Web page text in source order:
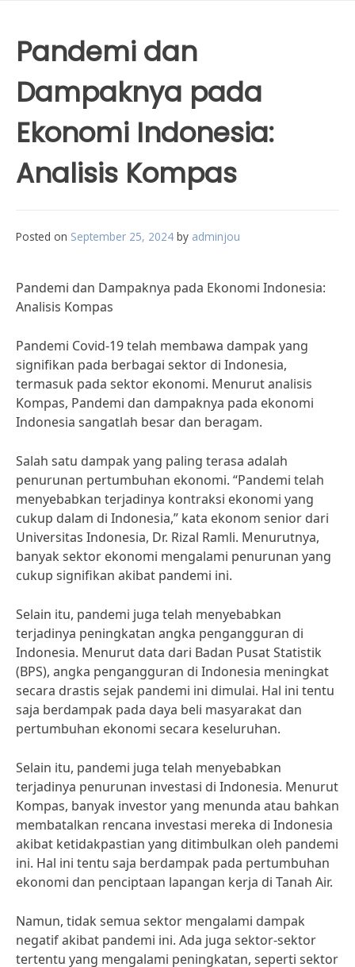
Pandemi dan
Dampaknya pada
Ekonomi Indonesia:
Analisis Kompas
Posted on September 25, 2024 by adminjou
Pandemi dan Dampaknya pada Ekonomi Indonesia:
Analisis Kompas
Pandemi Covid-19 telah membawa dampak yang
signifikan pada berbagai sektor di Indonesia,
termasuk pada sektor ekonomi. Menurut analisis
Kompas, Pandemi dan dampaknya pada ekonomi
Indonesia sangatlah besar dan beragam.
Salah satu dampak yang paling terasa adalah
penurunan pertumbuhan ekonomi. “Pandemi telah
menyebabkan terjadinya kontraksi ekonomi yang
cukup dalam di Indonesia,” kata ekonom senior dari
Universitas Indonesia, Dr. Rizal Ramli. Menurutnya,
banyak sektor ekonomi mengalami penurunan yang
cukup signifikan akibat pandemi ini.
Selain itu, pandemi juga telah menyebabkan
terjadinya peningkatan angka pengangguran di
Indonesia. Menurut data dari Badan Pusat Statistik
(BPS), angka pengangguran di Indonesia meningkat
secara drastis sejak pandemi ini dimulai. Hal ini tentu
saja berdampak pada daya beli masyarakat dan
pertumbuhan ekonomi secara keseluruhan.
Selain itu, pandemi juga telah menyebabkan
terjadinya penurunan investasi di Indonesia. Menurut
Kompas, banyak investor yang menunda atau bahkan
membatalkan rencana investasi mereka di Indonesia
akibat ketidakpastian yang ditimbulkan oleh pandemi
ini. Hal ini tentu saja berdampak pada pertumbuhan
ekonomi dan penciptaan lapangan kerja di Tanah Air.
Namun, tidak semua sektor mengalami dampak
negatif akibat pandemi ini. Ada juga sektor-sektor
tertentu yang mengalami peningkatan, seperti sektor